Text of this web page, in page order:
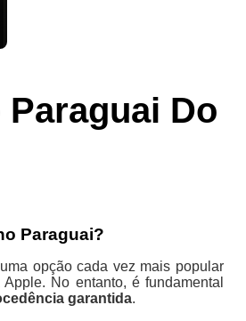
Do
Paraguai?
opção cada vez mais popular
No entanto, é fundamental
garantida.